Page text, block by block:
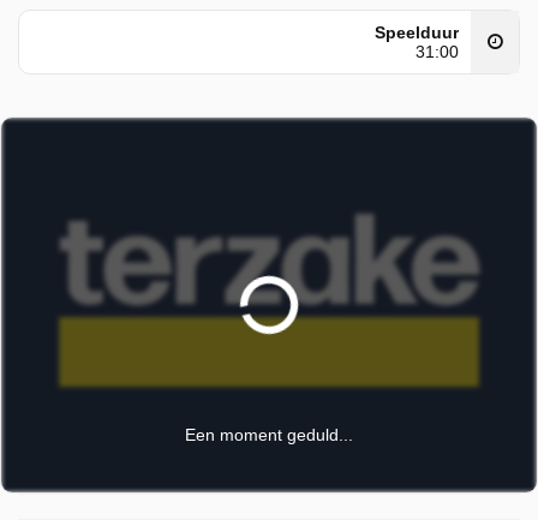
ziekenhuis. De vraag rijst of het virus zich toch van mens
op mens verspreidt. Infectiologe Erika Vlieghe maant aan
tot kalmte. Een reportage van Josse Willems. De
kan Justitie nog optreden tegen de georganiseerde
misdaad als zelfs gespecialiseerde advocaten afhaken?
Een reportage van Débora Votquenne. De Biënnale van
Venetië kleurt Belgisch: modeontwerper Dries Van Noten
toont er zijn expo The Only True Protest Is Beauty. Hij doet
internationale modewereld, nu richt hij zich op nieuwe
hem.
Speelduur
31:00
Een moment geduld...